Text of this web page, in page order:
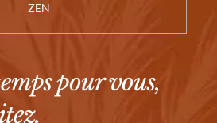
ZEN
pour vous,